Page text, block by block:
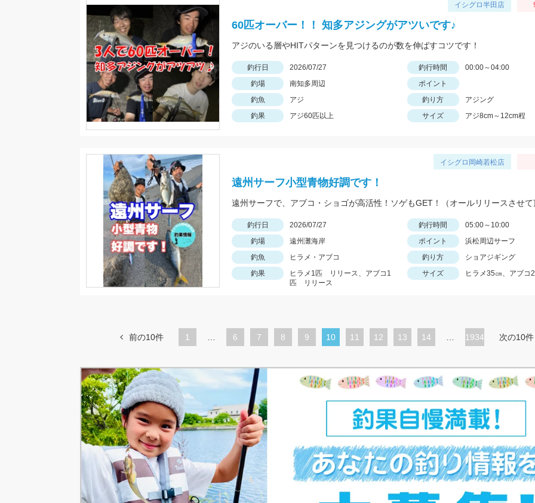
イシグロ半田店
60匹オーバー！！ 知多アジングがアツいです♪
アジのいる層やHITパターンを見つけるのが数を伸ばすコツです！
釣行日 2026/07/27 釣行時間
00:00～04:00
釣場
南知多周辺
ポイント
釣魚
アジ 釣り方
アジング
釣果
アジ60匹以上 サイズ アジ8cm～12cm程
イシグロ岡崎若松店
遠州サーフ小型青物好調です！
釣行日 2026/07/27 釣行時間
05:00～10:00
釣場
遠州灘海岸 ポイント
浜松周辺サーフ
釣魚
ヒラメ・アブコ 釣り方
ショアジギング
釣果
ヒラメ1匹 リリース、アブコ1
匹 リリース
サイズ ヒラメ35㎝、アブコ
前の10件 1
ペ
ジ
6
ペ
ジ
7
ペ
8
ペ
9
カ
ト
ジ
10
ペ
11
ペ
12
ペ
13
ペ
14 1934 次の10件